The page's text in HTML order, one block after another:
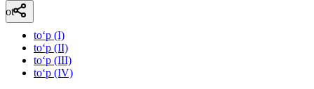
ot
to‘p (I)
to‘p (II)
to‘p (III)
to‘p (IV)